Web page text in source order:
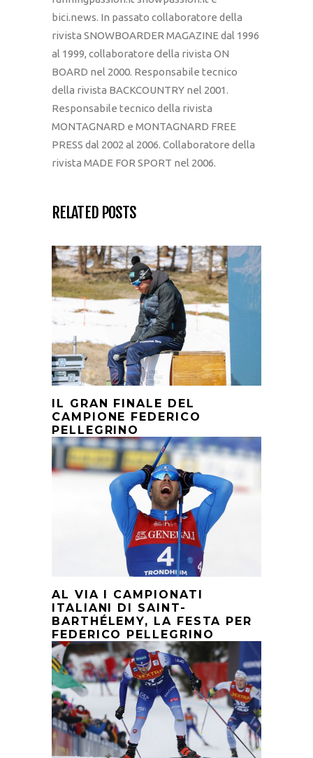
bici.news. In passato collaboratore della
rivista SNOWBOARDER MAGAZINE dal 1996
al 1999, collaboratore della rivista ON
BOARD nel 2000. Responsabile tecnico
della rivista BACKCOUNTRY nel 2001.
Responsabile tecnico della rivista
MONTAGNARD e MONTAGNARD FREE
PRESS dal 2002 al 2006. Collaboratore della
rivista MADE FOR SPORT nel 2006.
RELATED POSTS
IL GRAN FINALE DEL
CAMPIONE FEDERICO
PELLEGRINO
AL VIA I CAMPIONATI
ITALIANI DI SAINT-
BARTHÉLEMY, LA FESTA PER
FEDERICO PELLEGRINO